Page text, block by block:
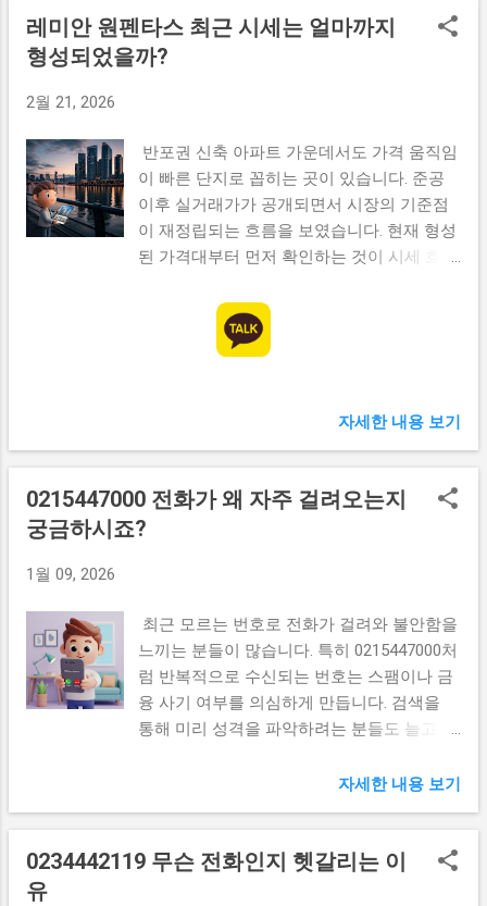
와 실제 대출 금액은 왜 다를까? 분양가 기준으로 계산한 한
도는 최대 가능 범위일...
레미안 원펜타스 최근 시세는 얼마까지
형성되었을까?
2월 21, 2026
반포권 신축 아파트 가운데서도 가격 움직임
이 빠른 단지로 꼽히는 곳이 있습니다. 준공
이후 실거래가가 공개되면서 시장의 기준점
이 재정립되는 흐름을 보였습니다. 현재 형성
된 가격대부터 먼저 확인하는 것이 시세 흐름
시세 변동 추이와 반포권 가격 흐름 레미안
원펜타스는 서울 서초구 반포동에 위치한 재
건축 신축 단지로, 2024년 준공 이후 본격적
래에서는 평형과 층 조건에 따라 큰 가격 차
수준에 근접하는 거래가 이루어졌습니다. 여
러 거래 사례를 비교해보면 동일 면적이라도
조망 여부와 층수에 따라 수억 원 이상 차이
름은 어떻게 달라졌을까? 분양 당시 책정된
가격과 준공 이후 실거래가는 차이를 보였습
니다. 입주가 시작되면서 실거래가 공개가 본
격화되었고, 이를 기준으로 매도 호가가 상향
조정되는 흐름이 나타났습니다. 특히 준공 직
이 벌어지는 구간이 형성되었습니다. 신축 프
영된 결과로 해석됩니다. 최근 1년 시세 변동
폭은 어느 정도일까? 최근 1년간 거래를 보면
자세한 내용 보기
0215447000 전화가 왜 자주 걸려오는지
궁금하시죠?
1월 09, 2026
최근 모르는 번호로 전화가 걸려와 불안함을
느끼는 분들이 많습니다. 특히 0215447000처
럼 반복적으로 수신되는 번호는 스팸이나 금
융 사기 여부를 의심하게 만듭니다. 검색을
통해 미리 성격을 파악하려는 분들도 늘고 있
면 0215447000은 금융사 고객센터 대표번호
고객을 대상으로 한 안내나 상담 목적의 연락
이 이 번호로 이뤄집니다. 실제 상담원이 연
자세한 내용 보기
0234442119 무슨 전화인지 헷갈리는 이
유